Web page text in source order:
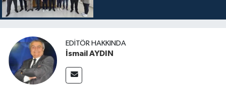
EDITÖR HAKKINDA
İsmail AYDIN